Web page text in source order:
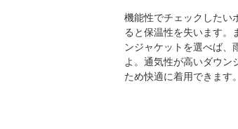
機能性でチェックしたい
ると保温性を失います。
ンジャケットを選べば、
よ。通気性が高いダウン
ため快適に着用できます。